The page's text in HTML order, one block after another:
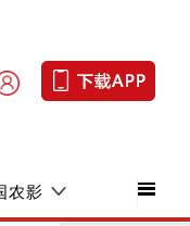
农影